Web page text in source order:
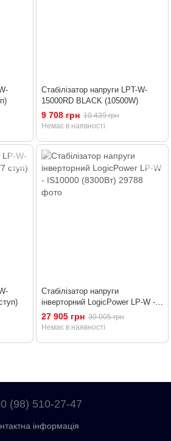
Стабілізатор напруги LPT-W-
15000RD BLACK (10500W)
9 708 грн 10 439 грн
Немає в наявності
Стабілізатор напруги
інверторний LogicPower LP-W -
IS10000 (8300Вт)
27 905 грн 30 005 грн
Немає в наявності
(98) 510-27-47
інформація